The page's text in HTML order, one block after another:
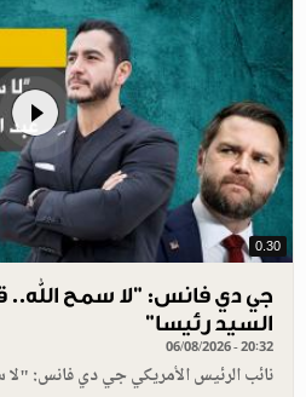
0.30
جي دي فانس: ”لا سمح
السيد رئيسا”
06/08/2026 - 20:32
نائب الرئيس الأمريكي جي دي فانس: